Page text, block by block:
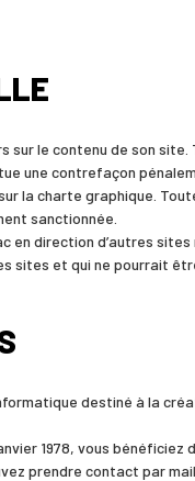
sur le contenu de son
une contrefaçon
la charte graphique.
sanctionnée.
direction d’autres
sites et qui ne pourrait
destiné à la
1978, vous
prendre contact par